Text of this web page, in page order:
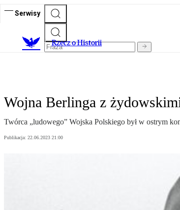
Serwisy
Rzecz o Historii
Wojna Berlinga z
Twórca „ludowego” Wojska Polskiego był w ostrym
Publikacja: 22.06.2023 21:00